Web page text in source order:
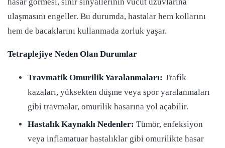
ulaşmasını engeller. Bu durumda, hastalar hem kollarını
hem de bacaklarını kullanmada zorluk yaşar.
Tetraplejiye Neden Olan Durumlar
Travmatik Omurilik Yaralanmaları: Trafik
kazaları, yüksekten düşme veya spor yaralanmaları
gibi travmalar, omurilik hasarına yol açabilir.
Hastalık Kaynaklı Nedenler: Tümör, enfeksiyon
veya inflamatuar hastalıklar gibi omurilikte hasar